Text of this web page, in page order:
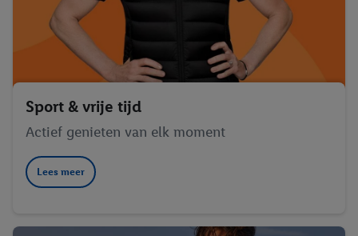
Sport & vrije tijd
Actief genieten van elk moment
Lees meer